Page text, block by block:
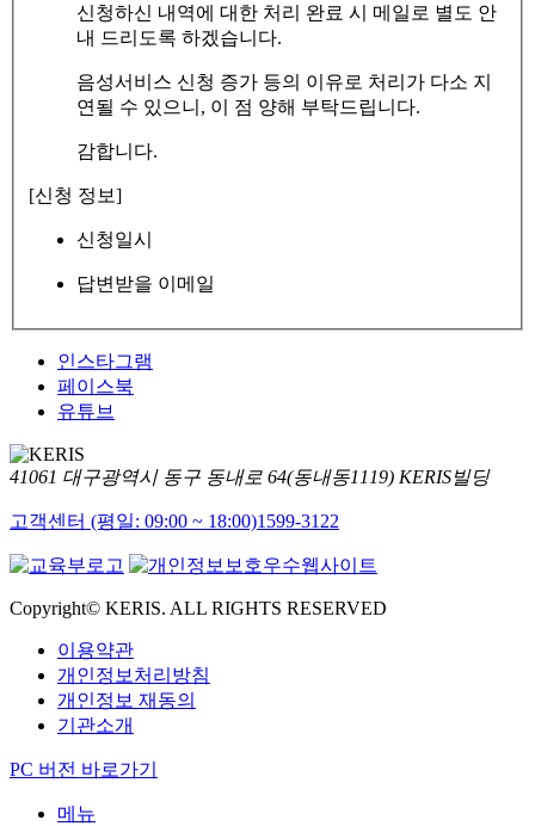
신청하신 내역에 대한 처리 완료 시 메일로 별도 안
내 드리도록 하겠습니다.
음성서비스 신청 증가 등의 이유로 처리가 다소 지
연될 수 있으니, 이 점 양해 부탁드립니다.
감합니다.
[신청 정보]
신청일시
답변받을 이메일
인스타그램
페이스북
유튜브
41061 대구광역시 동구 동내로 64(동내동1119) KERIS빌딩
고객센터 (평일: 09:00 ~ 18:00)1599-3122
Copyright© KERIS. ALL RIGHTS RESERVED
이용약관
개인정보처리방침
개인정보 재동의
기관소개
PC 버전 바로가기
메뉴